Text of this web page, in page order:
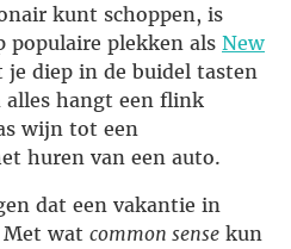
kunt schoppen, is
populaire plekken als New
je diep in de buidel tasten
alles hangt een flink
wijn tot een
huren van een auto.
dat een vakantie in
wat common sense kun